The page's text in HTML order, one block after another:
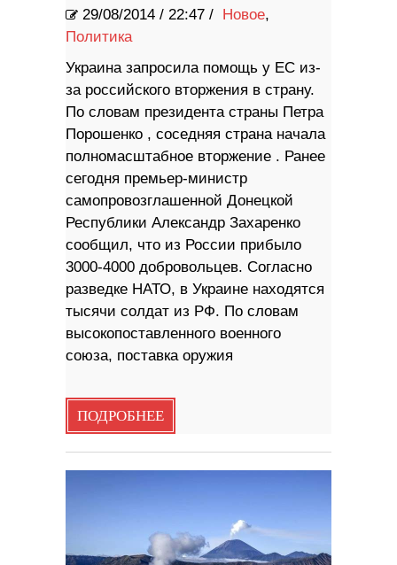
29/08/2014 / 22:47 / Новое,
Политика
Украина запросила помощь у ЕС из-
за российского вторжения в страну.
По словам президента страны Петра
Порошенко , соседняя страна начала
полномасштабное вторжение . Ранее
сегодня премьер-министр
самопровозглашенной Донецкой
Республики Александр Захаренко
сообщил, что из России прибыло
3000-4000 добровольцев. Согласно
разведке НАТО, в Украине находятся
тысячи солдат из РФ. По словам
высокопоставленного военного
союза, поставка оружия
ПОДРОБНЕЕ